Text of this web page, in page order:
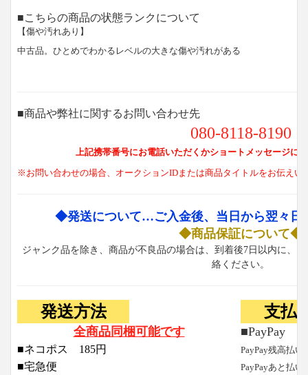
■こちらの商品の状態ランクについて
【傷や汚れあり】
中古品。ひとめでわかるレベルの大きな傷や汚れがある
■商品や弊社に関するお問い合わせ先
080-8118-8190
上記携帯番号にお電話いただくかショートメッセージに
※お問い合わせの場合、オークションIDまたは商品タイトルをお伝えい
◆発送について…ご入金後、当日から翌々日
◆商品保証について◆
ジャンク品を除き、商品が不良品の場合は、到着後7日以内に、
絡ください。
発送方法
全商品同梱可能です
■ネコポス 185円
■宅急便
支払
■PayPay
PayPay残高払い
PayPayあと払い